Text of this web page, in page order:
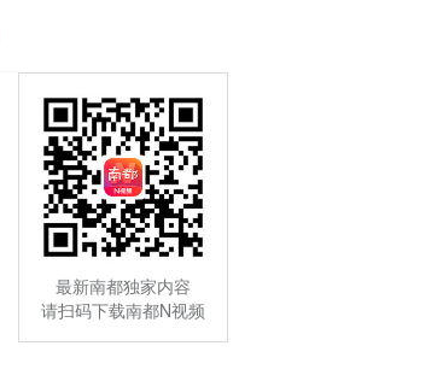
最新南都独家内容
请扫码下载南都N视频